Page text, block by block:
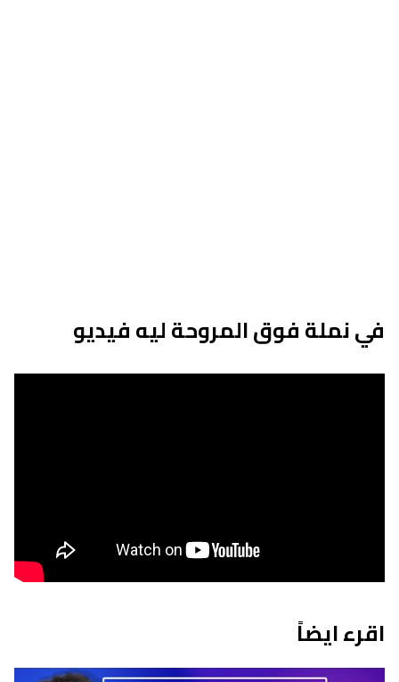
في نملة فوق المروحة ليه فيديو
اقرء ايضاً